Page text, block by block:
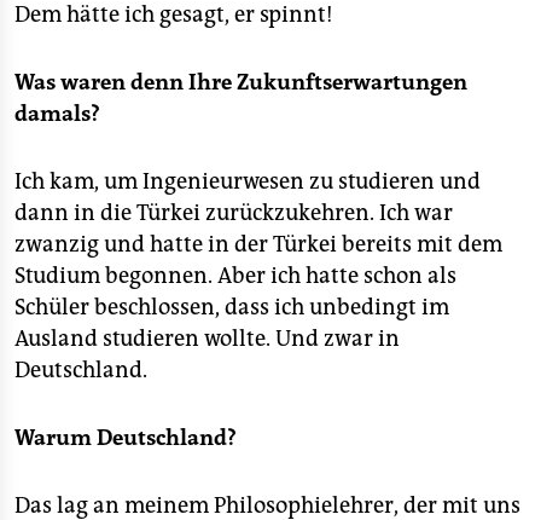
Dem hätte ich gesagt, er spinnt!
Was waren denn Ihre Zukunftserwartungen
damals?
Ich kam, um Ingenieurwesen zu studieren und
dann in die Türkei zurückzukehren. Ich war
zwanzig und hatte in der Türkei bereits mit dem
Studium begonnen. Aber ich hatte schon als
Schüler beschlossen, dass ich unbedingt im
Ausland studieren wollte. Und zwar in
Deutschland.
Warum Deutschland?
Das lag an meinem Philosophielehrer, der mit uns